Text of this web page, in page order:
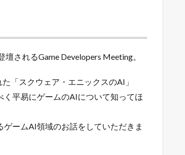
されるGame Developers Meeting。
「スクウェア・エニックスのAI」
平易にゲームのAIについて知ってほ
ームAI領域のお話をしていただきま